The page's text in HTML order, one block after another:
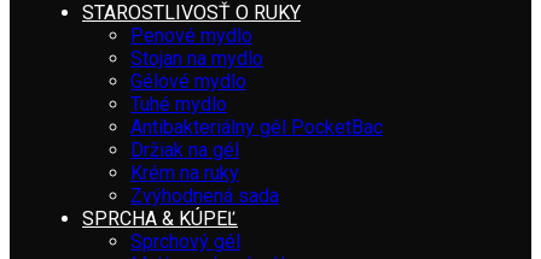
STAROSTLIVOSŤ O RUKY
Penové mydlo
Stojan na mydlo
Gélové mydlo
Tuhé mydlo
Antibakteriálny gél PocketBac
Držiak na gél
Krém na ruky
Zvýhodnená sada
SPRCHA & KÚPEĽ
Sprchový gél